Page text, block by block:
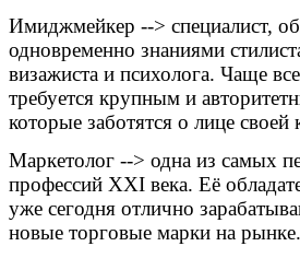
Имиджмейкер --> специалист,
одновременно знаниями
визажиста и психолога. Чаще
требуется крупным и
которые заботятся о лице своей
Маркетолог --> одна из самых
профессий XXI века. Её
уже сегодня отлично
новые торговые марки на